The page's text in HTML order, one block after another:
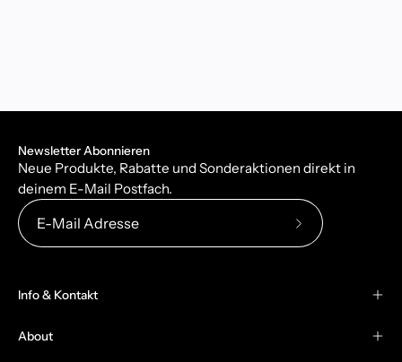
Newsletter Abonnieren
Neue Produkte, Rabatte und Sonderaktionen direkt in
deinem E-Mail Postfach.
Abonniere
Info & Kontakt
About